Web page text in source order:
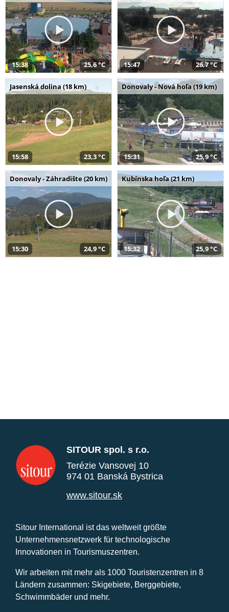
15:38 25,6 °C 15:47 26,7 °C
Jasenská dolina (18 km)
15:58 23,3 °C
Donovaly - Nová hoľa (19 km)
15:31 25,9 °C
Donovaly - Záhradište (20 km)
15:30 24,9 °C
Kubínska hoľa (21 km)
15:32 25,9 °C
SITOUR spol. s r.o.
Terézie Vansovej 10
974 01 Banská Bystrica
www.sitour.sk
Sitour International ist das weltweit größte
Unternehmensnetzwerk für technologische
Innovationen in Tourismuszentren.
Wir arbeiten mit mehr als 1000 Touristenzentren in 8
Ländern zusammen: Skigebiete, Berggebiete,
Schwimmbäder und mehr.